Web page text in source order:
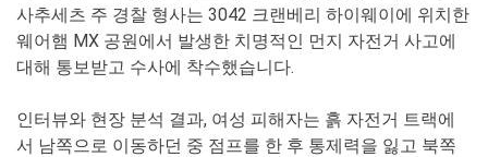
사추세츠 주 경찰 형사는 3042 크랜베리 하이웨이에 위치한
웨어햄 MX 공원에서 발생한 치명적인 먼지 자전거 사고에
대해 통보받고 수사에 착수했습니다.
인터뷰와 현장 분석 결과, 여성 피해자는 흙 자전거 트랙에
서 남쪽으로 이동하던 중 점프를 한 후 통제력을 잃고 북쪽